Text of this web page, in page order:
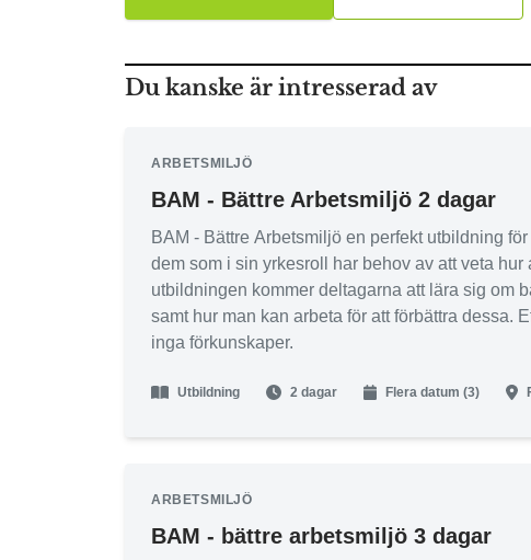
Du kanske är intresserad av
ARBETSMILJÖ
BAM - Bättre Arbetsmiljö 2 dagar
BAM - Bättre Arbetsmiljö en perfekt utbildning
dem som i sin yrkesroll har behov av att veta
utbildningen kommer deltagarna att lära sig om
samt hur man kan arbeta för att förbättra dessa.
inga förkunskaper.
Utbildning 2 dagar Flera datum (3)
ARBETSMILJÖ
BAM - bättre arbetsmiljö 3 dagar